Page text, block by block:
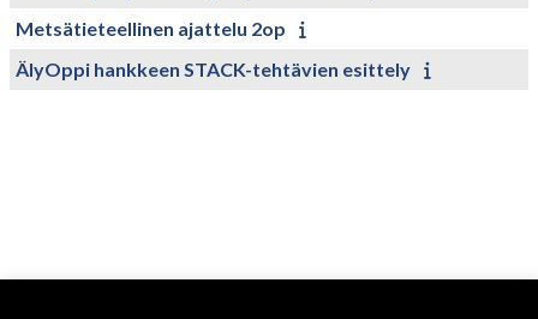
Metsätieteellinen ajattelu 2op
ÄlyOppi hankkeen STACK-tehtävien esittely